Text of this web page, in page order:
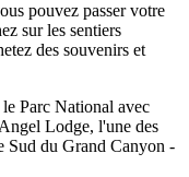
pouvez passer votre
sur les sentiers
des souvenirs et
Parc National avec
Lodge, l'une des
Sud du Grand Canyon -